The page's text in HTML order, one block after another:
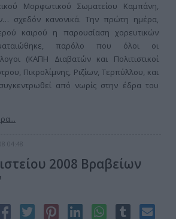
Μορφωτικού Σωματείου Καμπάνη,
σχεδόν κανονικά. Την πρώτη ημέρα,
καιρού η παρουσίαση χορευτικών
παρόλο που όλοι οι
(ΚΑΠΗ Διαβατών και Πολιτιστικοί
Πικρολίμνης, Ριζίων, Τερπύλλου, και
συγκεντρωθεί από νωρίς στην έδρα του
04:48
2008 Βραβείων